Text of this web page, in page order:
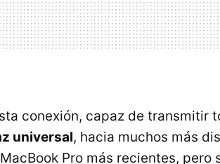
conexión, capaz de transmitir
universal, hacia muchos más
Pro más recientes, pero